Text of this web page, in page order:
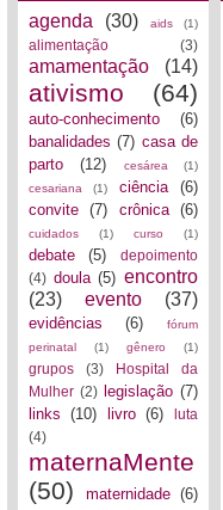
agenda (30) aids (1)
alimentação (3)
amamentação (14)
ativismo (64)
auto-conhecimento
(6)
banalidades (7) casa de
parto
(12) cesárea
(1)
cesariana
(1) ciência
(6)
convite
(7) crônica (6)
cuidados (1) curso (1)
debate (5)
depoimento
(4) doula (5) encontro
(23)
evento (37)
evidências (6)
fórum
perinatal
(1) gênero (1)
grupos (3)
Hospital da
Mulher (2) legislação (7)
links
(10) livro (6)
luta
(4)
maternaMente
(50)
maternidade (6)